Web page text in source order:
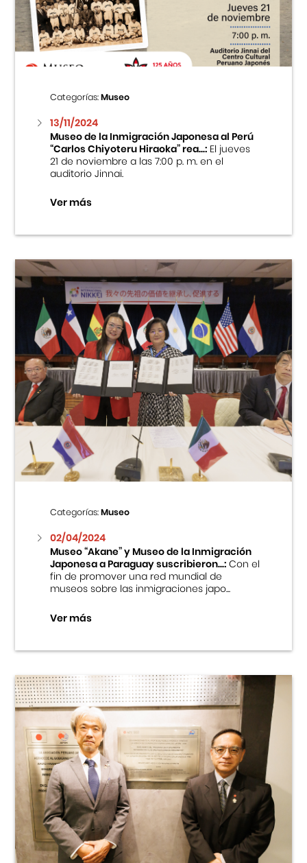
Centro Cultural Peruano Japonés
Cursos
Museo de la Inmigración Japonesa
Fondo Editorial
Teatro Peruano Japonés
Categorías:Museo
13/11/2024
Museo de la Inmigración Japonesa al Perú
“Carlos Chiyoteru Hiraoka” rea...:El jueves
21 de noviembre a las 7:00 p. m. en el
auditorio Jinnai.
Ver más
Categorías:Museo
02/04/2024
Museo “Akane” y Museo de la Inmigración
Japonesa a Paraguay suscribieron...:Con el
fin de promover una red mundial de
museos sobre las inmigraciones japo...
Ver más